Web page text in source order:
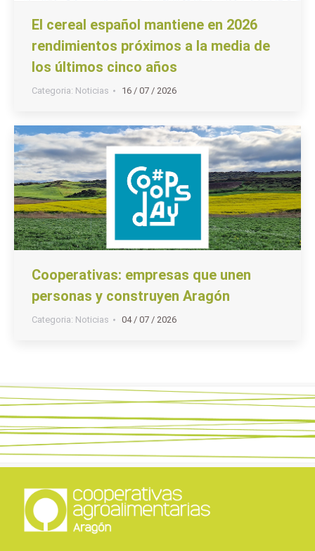
El cereal español mantiene en 2026
rendimientos próximos a la media de
los últimos cinco años
Categoria: Noticias 16 / 07 / 2026
Cooperativas: empresas que unen
personas y construyen Aragón
Categoria: Noticias 04 / 07 / 2026